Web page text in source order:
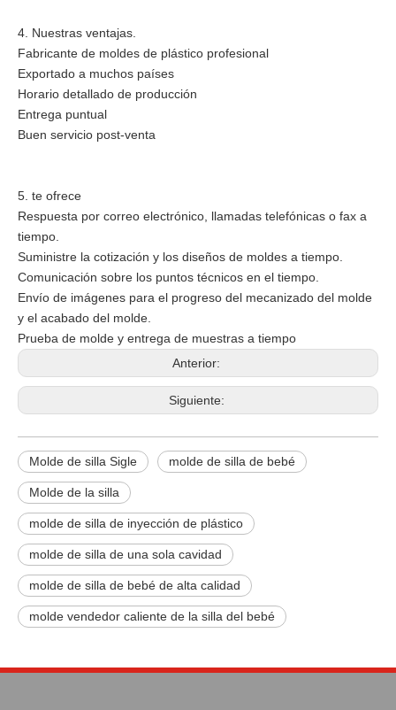
4. Nuestras ventajas.
Fabricante de moldes de plástico profesional
Exportado a muchos países
Horario detallado de producción
Entrega puntual
Buen servicio post-venta
5. te ofrece
Respuesta por correo electrónico, llamadas telefónicas o fax a
tiempo.
Suministre la cotización y los diseños de moldes a tiempo.
Comunicación sobre los puntos técnicos en el tiempo.
Envío de imágenes para el progreso del mecanizado del molde
y el acabado del molde.
Prueba de molde y entrega de muestras a tiempo
Anterior:
Siguiente:
Molde de silla Sigle molde de silla de bebé
Molde de la silla
molde de silla de inyección de plástico
molde de silla de una sola cavidad
molde de silla de bebé de alta calidad
molde vendedor caliente de la silla del bebé